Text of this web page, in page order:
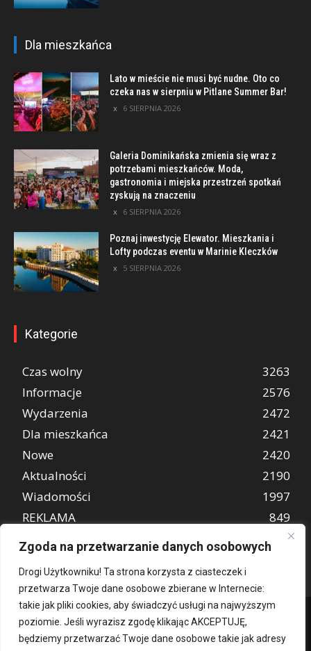
Zgoda na przetwarzanie danych osobowych
Drogi Użytkowniku! Ta strona korzysta z ciasteczek i
przetwarza Twoje dane osobowe zbierane w Internecie:
takie jak pliki cookies, aby świadczyć usługi na najwyższym
poziomie. Jeśli wyrazisz zgodę klikając AKCEPTUJĘ,
będziemy przetwarzać Twoje dane osobowe takie jak adresy
Dla mieszkańca
Lato w mieście nie musi być nudne. Oto co
czeka nas w sierpniu w Pitlane Summer Bar!
6 SIERPNIA 2026
Galeria Dominikańska zmienia się wraz z
potrzebami mieszkańców. Moda,
gastronomia i miejska przestrzeń spotkań
zyskują na znaczeniu
6 SIERPNIA 2026
Poznaj inwestycję Elewator. Mieszkania i
Lofty podczas eventu w Marinie Kleczków
5 SIERPNIA 2026
Kategorie
Czas wolny
3263
Informacje
2576
Wydarzenia
2472
Dla mieszkańca
2421
Nowe
2420
Aktualności
2190
Wiadomości
1997
REKLAMA
849
Atrakcje turystyczne
670